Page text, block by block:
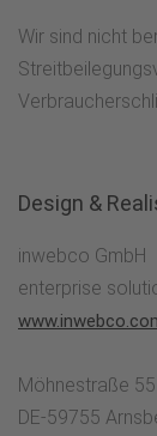
Wir sind nicht
Design &
inwebco GmbH
enterprise
Möhnestraße 55
DE-59755